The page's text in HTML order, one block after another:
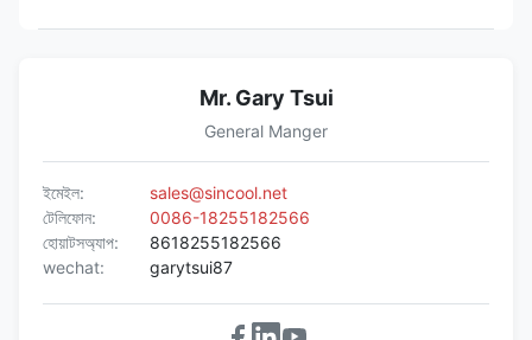
Mr. Gary Tsui
General Manger
ইমেইল:
sales@sincool.net
টেলিফোন:
0086-18255182566
হোয়াটসঅ্যাপ:
8618255182566
wechat:
garytsui87